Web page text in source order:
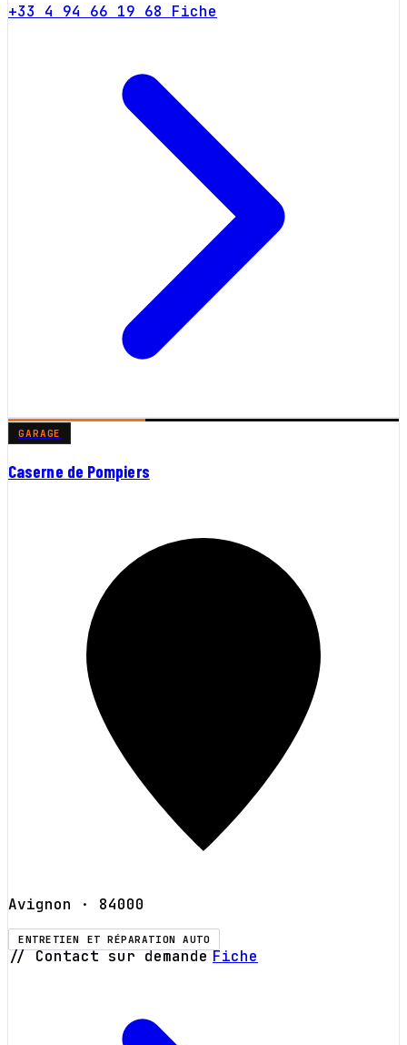
+33 4 94 66 19 68 Fiche
GARAGE
Caserne de Pompiers
Avignon · 84000
ENTRETIEN ET RÉPARATION AUTO
// Contact sur demande Fiche